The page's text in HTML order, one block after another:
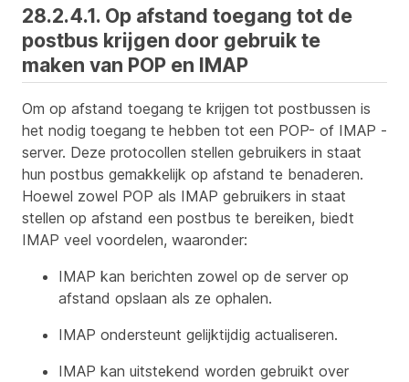
28.2.4.1. Op afstand toegang tot de
postbus krijgen door gebruik te
maken van POP en IMAP
Om op afstand toegang te krijgen tot postbussen is
het nodig toegang te hebben tot een POP- of IMAP -
server. Deze protocollen stellen gebruikers in staat
hun postbus gemakkelijk op afstand te benaderen.
Hoewel zowel POP als IMAP gebruikers in staat
stellen op afstand een postbus te bereiken, biedt
IMAP veel voordelen, waaronder:
IMAP kan berichten zowel op de server op
afstand opslaan als ze ophalen.
IMAP ondersteunt gelijktijdig actualiseren.
IMAP kan uitstekend worden gebruikt over